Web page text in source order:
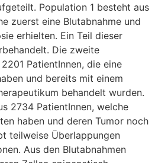
Population 1 besteht aus
zuerst eine Blutabnahme und
erhielten. Ein Teil dieser
Die zweite
PatientInnen, die eine
und bereits mit einem
behandelt wurden.
2734 PatientInnen, welche
haben und deren Tumor noch
teilweise Überlappungen
Aus den Blutabnahmen